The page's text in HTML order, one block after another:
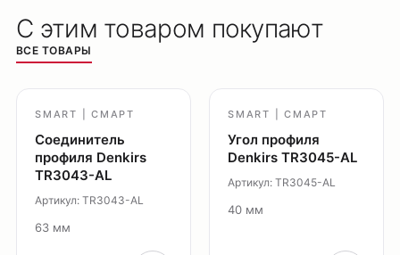
С этим товаром покупают
ВСЕ ТОВАРЫ
SMART | СМАРТ
Соединитель
профиля Denkirs
TR3043-AL
Артикул: TR3043-AL
63 мм
SMART | СМАРТ
Угол профиля
Denkirs TR3045-AL
Артикул: TR3045-AL
40 мм